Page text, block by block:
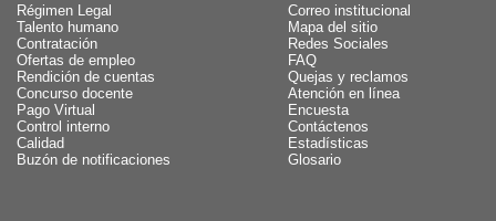
Régimen Legal
Talento humano
Contratación
Ofertas de empleo
Rendición de cuentas
Concurso docente
Pago Virtual
Control interno
Calidad
Buzón de notificaciones
Correo institucional
Mapa del sitio
Redes Sociales
FAQ
Quejas y reclamos
Atención en línea
Encuesta
Contáctenos
Estadísticas
Glosario